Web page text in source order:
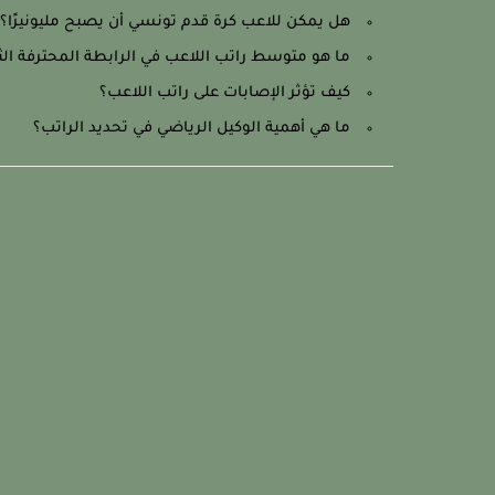
هل يمكن للاعب كرة قدم تونسي أن يصبح مليونيرًا؟
ما هو متوسط راتب اللاعب في الرابطة المحترفة
كيف تؤثر الإصابات على راتب اللاعب؟
ما هي أهمية الوكيل الرياضي في تحديد الراتب؟